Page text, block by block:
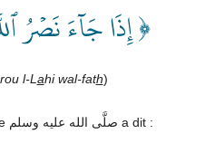
﴿ إِذَا جَآءَ نَصۡرُ
rou l-L ahi wal-fath)
a été descendue, le Prophète صلَّى الله عليه وسلم a dit :